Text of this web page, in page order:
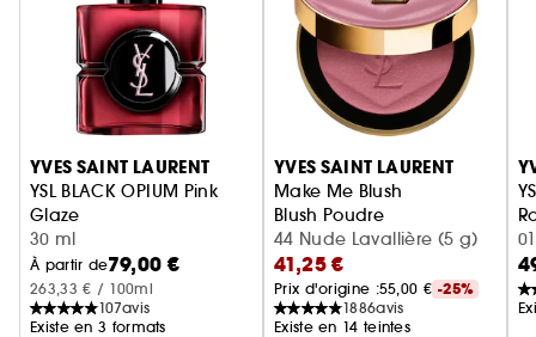
Ignorer le carrousel produits
YVES SAINT LAURENT
YSL BLACK OPIUM Pink
Glaze
Eau de Parfum femme ambrée florale & note de fraise
30 ml
À partir de79,00 €
263,33 € / 100ml
107avis
Existe en 3 formats
YVES SAINT LAURENT
Make Me Blush
Blush Poudre
44 Nude Lavallière (5 g)
41,25 €
Prix d'origine :55,00 € -25%
1886avis
Existe en 14 teintes